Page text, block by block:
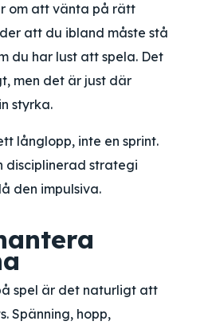
om att vänta på rätt
att du ibland måste stå
du har lust att spela. Det
men det är just där
styrka.
långlopp, inte en sprint.
disciplinerad strategi
den impulsiva.
spel är det naturligt att
Spänning, hopp,